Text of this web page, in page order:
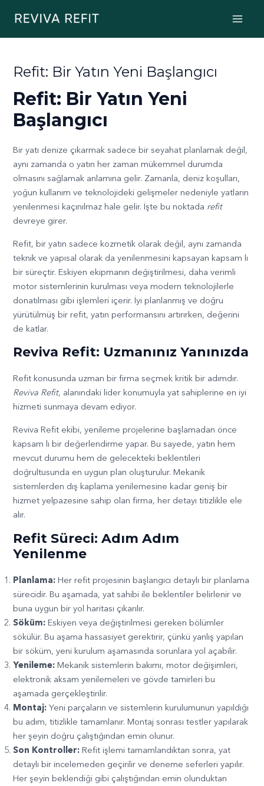
Refit: Bir Yatın Yeni Başlangıcı
Refit: Bir Yatın Yeni
Başlangıcı
Bir yatı denize çıkarmak sadece bir seyahat planlamak değil,
aynı zamanda o yatın her zaman mükemmel durumda
olmasını sağlamak anlamına gelir. Zamanla, deniz koşulları,
yoğun kullanım ve teknolojideki gelişmeler nedeniyle yatların
yenilenmesi kaçınılmaz hale gelir. İşte bu noktada refit
devreye girer.
Refit, bir yatın sadece kozmetik olarak değil, aynı zamanda
teknik ve yapısal olarak da yenilenmesini kapsayan kapsam lı
bir süreçtir. Eskiyen ekipmanın değiştirilmesi, daha verimli
motor sistemlerinin kurulması veya modern teknolojilerle
donatılması gibi işlemleri içerir. İyi planlanmış ve doğru
yürütülmüş bir refit, yatın performansını artırırken, değerini
de katlar.
Reviva Refit: Uzmanınız Yanınızda
Refit konusunda uzman bir firma seçmek kritik bir adımdır.
Reviva Refit, alanındaki lider konumuyla yat sahiplerine en iyi
hizmeti sunmaya devam ediyor.
Reviva Refit ekibi, yenileme projelerine başlamadan önce
kapsam lı bir değerlendirme yapar. Bu sayede, yatın hem
mevcut durumu hem de gelecekteki beklentileri
doğrultusunda en uygun plan oluşturulur. Mekanik
sistemlerden dış kaplama yenilemesine kadar geniş bir
hizmet yelpazesine sahip olan firma, her detayı titizlikle ele
alır.
Refit Süreci: Adım Adım
Yenilenme
Planlama: Her refit projesinin başlangıcı detaylı bir planlama
sürecidir. Bu aşamada, yat sahibi ile beklentiler belirlenir ve
buna uygun bir yol haritası çıkarılır.
Söküm: Eskiyen veya değiştirilmesi gereken bölümler
sökülür. Bu aşama hassasiyet gerektirir, çünkü yanlış yapılan
bir söküm, yeni kurulum aşamasında sorunlara yol açabilir.
Yenileme: Mekanik sistemlerin bakımı, motor değişimleri,
elektronik aksam yenilemeleri ve gövde tamirleri bu
aşamada gerçekleştirilir.
Montaj: Yeni parçaların ve sistemlerin kurulumunun yapıldığı
bu adım, titizlikle tamamlanır. Montaj sonrası testler yapılarak
her şeyin doğru çalıştığından emin olunur.
Son Kontroller: Refit işlemi tamamlandıktan sonra, yat
detaylı bir incelemeden geçirilir ve deneme seferleri yapılır.
Her şeyin beklendiği gibi çalıştığından emin olunduktan
navigation